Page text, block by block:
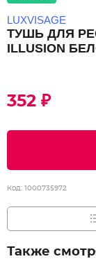
LUXVISAGE
ТУШЬ ДЛЯ
ILLUSION
352 ₽
Код: 1000735972
Также